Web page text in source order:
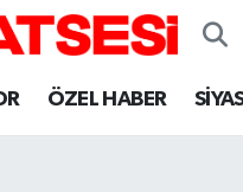
ÖZEL HABER